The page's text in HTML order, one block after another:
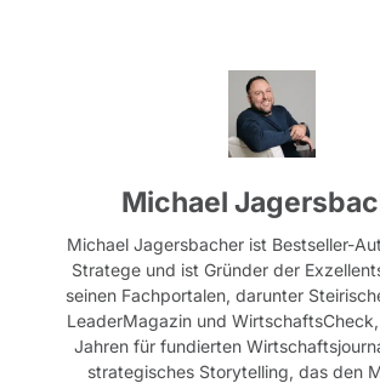
Michael
Michael Jagersbacher ist Bestseller-
Stratege und ist Gründer der
seinen Fachportalen, darunter
LeaderMagazin und
Jahren für fundierten
strategisches Storytelling, das den